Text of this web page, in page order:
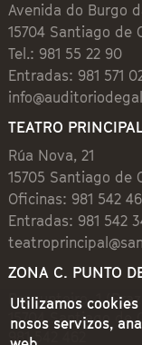
Avenida do Burgo
15704 Santiago de
Tel.: 981 55 22 90
Entradas: 981 571
TEATRO
Rúa Nova, 21
15705 Santiago de
Oficinas: 981 542
Entradas: 981 542
ZONA C. PUNTO
Preguntoiro, 1
15704 Santiago de
981 542 462
Utilizamos
nosos servizos,